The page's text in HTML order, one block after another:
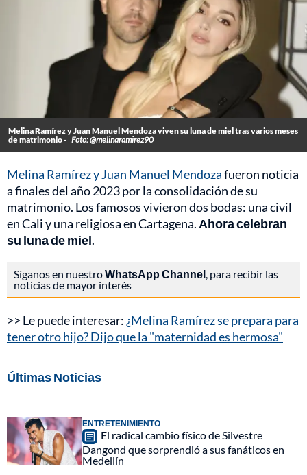
Melina Ramírez y Juan Manuel Mendoza viven su luna de miel tras varios meses
de matrimonio - Foto: @melinaramirez90
Melina Ramírez y Juan Manuel Mendozafueron noticia
a finales del año 2023 por la consolidación de su
matrimonio. Los famosos vivieron dos bodas: una civil
en Cali y una religiosa en Cartagena. Ahora celebran
su luna de miel.
Síganos en nuestroWhatsApp Channel, para recibir las
noticias de mayor interés
>> Le puede interesar: ¿Melina Ramírez se prepara para
tener otro hijo? Dijo que la "maternidad es hermosa"
Últimas Noticias
ENTRETENIMIENTO
El radical cambio físico de Silvestre
Dangond que sorprendió a sus fanáticos en
Medellín